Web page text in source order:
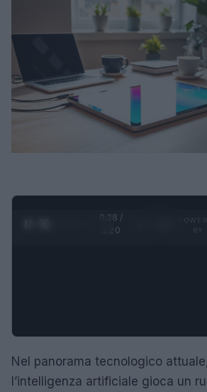
0:29 /
1:20
Nel panorama tecnologico
l’intelligenza artificiale gioca un